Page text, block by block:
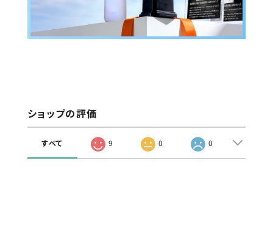
ショップの評価
すべて 9 0 0